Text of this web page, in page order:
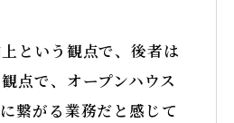
という観点で、後者は
点で、オープンハウス
繋がる業務だと感じて